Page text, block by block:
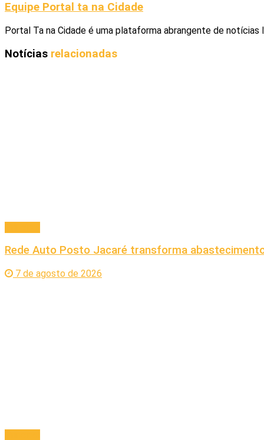
Equipe Portal ta na Cidade
Portal Ta na Cidade é uma plataforma abrangente de
Notícias relacionadas
Rede Auto Posto Jacaré transforma
7 de agosto de 2026